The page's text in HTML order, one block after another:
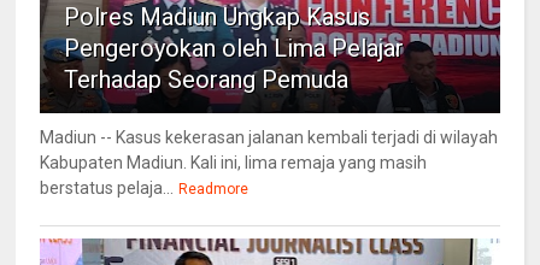
Polres Madiun Ungkap Kasus
Pengeroyokan oleh Lima Pelajar
Terhadap Seorang Pemuda
Madiun -- Kasus kekerasan jalanan kembali terjadi di wilayah
Kabupaten Madiun. Kali ini, lima remaja yang masih
berstatus pelaja...
Readmore